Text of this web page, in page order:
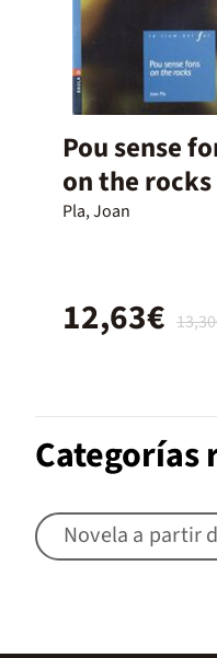
Pou sense
on the rocks
Pla, Joan
12,63€
Categorías
Novela a partir